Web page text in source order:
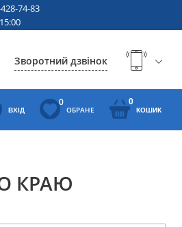
74-83
Зворотний дзвінок
ВХІД
0
ОБРАНЕ
0
КОШИК
КРАЮ